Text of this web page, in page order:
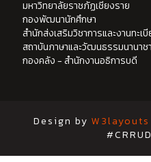
มหาวิทยาลัยราชภัฏเชียงราย
กองพัฒนานักศึกษา
สำนักส่งเสริมวิชาการและงานทะเ
สถาบันภาษาและวัฒนธรรมนานาช
กองคลัง - สำนักงานอธิการบดี
Design by W3layouts